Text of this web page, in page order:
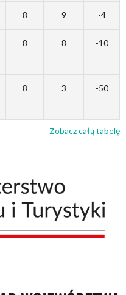
8 9 -4
8 8 -10
8 3 -50
Zobacz całą tabelę